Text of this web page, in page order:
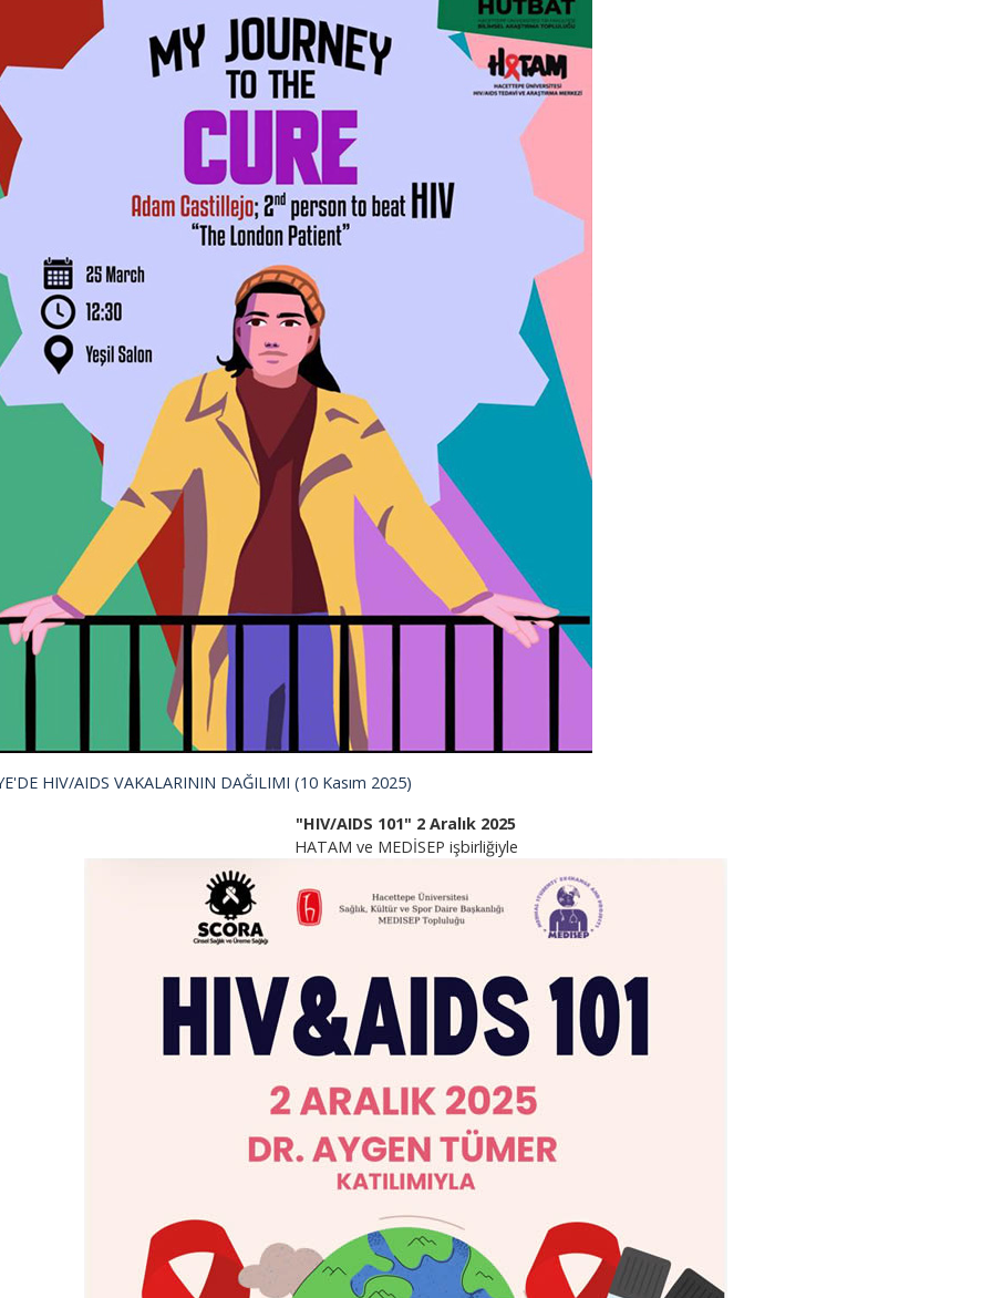
HIV/AIDS VAKALARININ DAĞILIMI (10 Kasım 2025)
"HIV/AIDS 101" 2 Aralık 2025
HATAM ve MEDİSEP işbirliğiyle